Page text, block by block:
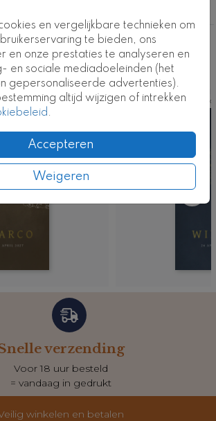
en vergelijkbare technieken om
te bieden, ons
en onze prestaties te analyseren en
en sociale mediadoeleinden (het
gepersonaliseerde advertenties).
altijd wijzigen of intrekken
.
Accepteren
Weigeren
m2
vind je misschien ook
verzending
Voor 18 uur besteld
= vandaag in gedrukt
winkelen en betalen